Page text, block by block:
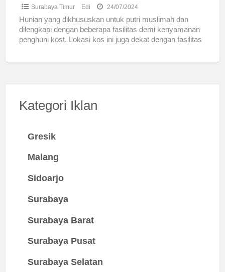
Surabaya Timur Edi 24/07/2024
Hunian yang dikhususkan untuk putri muslimah dan
dilengkapi dengan beberapa fasilitas demi kenyamanan
penghuni kost. Lokasi kos ini juga dekat dengan fasilitas
Kategori Iklan
Gresik
Malang
Sidoarjo
Surabaya
Surabaya Barat
Surabaya Pusat
Surabaya Selatan